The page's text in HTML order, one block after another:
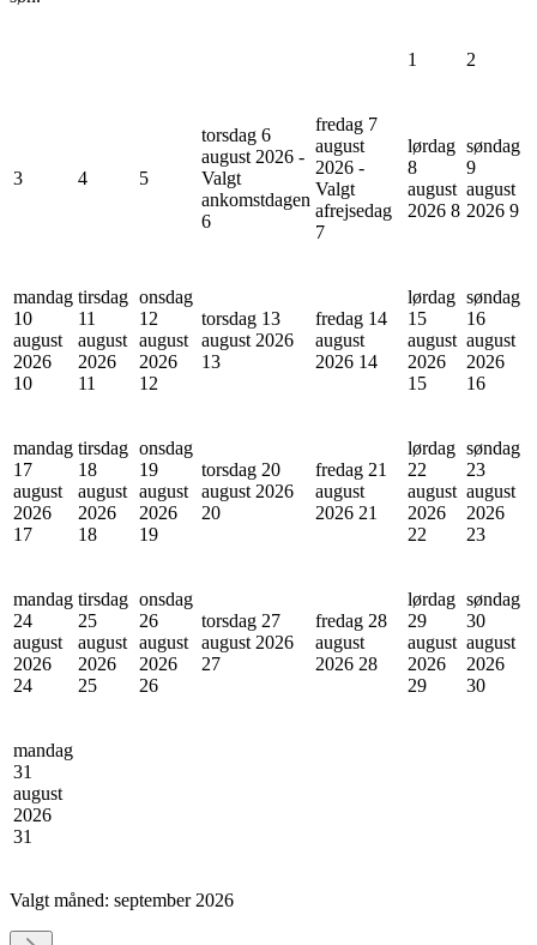
1 2
3 4 5
torsdag 6
august 2026 -
Valgt
ankomstdagen
6
fredag 7
august
2026 -
Valgt
afrejsedag
7
lørdag
8
august
2026 8
søndag
9
august
2026 9
mandag
10
august
2026
10
tirsdag
11
august
2026
11
onsdag
12
august
2026
12
torsdag 13
august 2026
13
fredag 14
august
2026 14
lørdag
15
august
2026
15
søndag
16
august
2026
16
mandag
17
august
2026
17
tirsdag
18
august
2026
18
onsdag
19
august
2026
19
torsdag 20
august 2026
20
fredag 21
august
2026 21
lørdag
22
august
2026
22
søndag
23
august
2026
23
mandag
24
august
2026
24
tirsdag
25
august
2026
25
onsdag
26
august
2026
26
torsdag 27
august 2026
27
fredag 28
august
2026 28
lørdag
29
august
2026
29
søndag
30
august
2026
30
mandag
31
august
2026
31
Valgt måned: september 2026